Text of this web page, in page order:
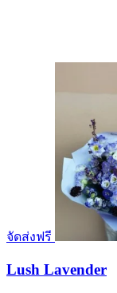
จัดส่งฟรี
Lush Lavender